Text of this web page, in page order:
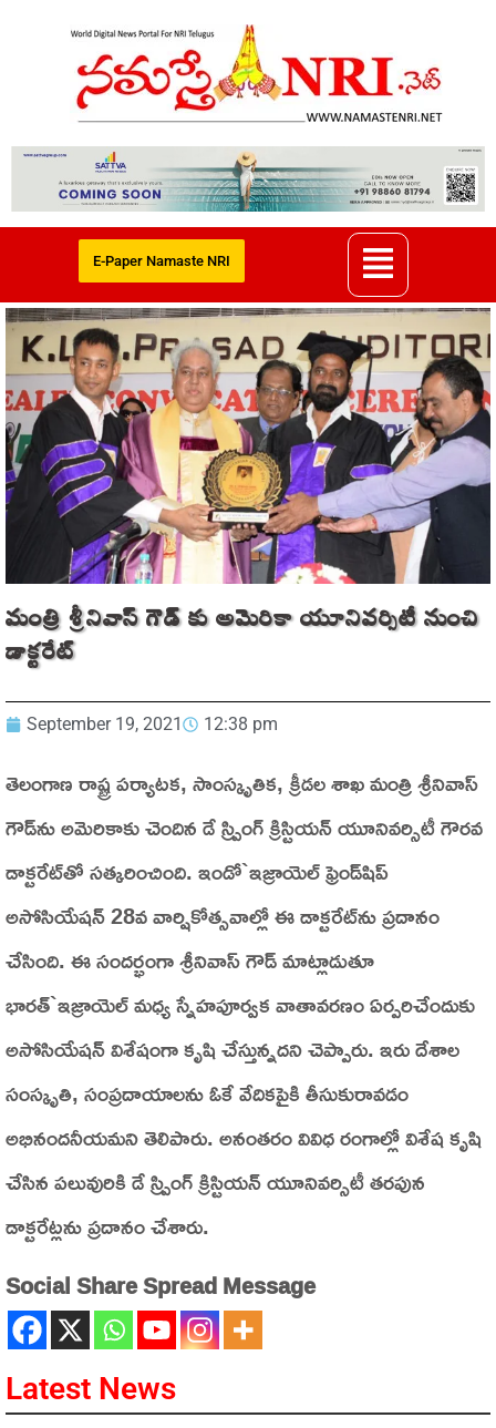
E-Paper Namaste NRI
మంత్రి శ్రీనివాస్ గౌడ్ కు అమెరికా యూనివర్సిటీ నుంచి
డాక్టరేట్
September 19, 2021 12:38 pm
తెలంగాణ రాష్ట్ర పర్యాటక, సాంస్కృతిక, క్రీడల శాఖ మంత్రి శ్రీనివాస్‌
గౌడ్‌ను అమెరికాకు చెందిన డే స్ప్రింగ్‌ క్రిస్టియన్‌ యూనివర్సిటీ గౌరవ
డాక్టరేట్‌తో సత్కరించింది. ఇండో`ఇజ్రాయెల్‌ ఫ్రెండ్‌షిప్‌
అసోసియేషన్‌ 28వ వార్షికోత్సవాల్లో ఈ డాక్టరేట్‌ను ప్రదానం
చేసింది. ఈ సందర్భంగా శ్రీనివాస్‌ గౌడ్‌ మాట్లాడుతూ
భారత్‌`ఇజ్రాయెల్‌ మధ్య స్నేహపూర్వక వాతావరణం ఏర్పరిచేందుకు
అసోసియేషన్‌ విశేషంగా కృషి చేస్తున్నదని చెప్పారు. ఇరు దేశాల
సంస్కృతి, సంప్రదాయాలను ఓకే వేదికపైకి తీసుకురావడం
అభినందనీయమని తెలిపారు. అనంతరం వివిధ రంగాల్లో విశేష కృషి
చేసిన పలువురికి డే స్ప్రింగ్‌ క్రిస్టియన్‌ యూనివర్సిటీ తరపున
డాక్టరేట్లను ప్రదానం చేశారు.
Social Share Spread Message
Latest News